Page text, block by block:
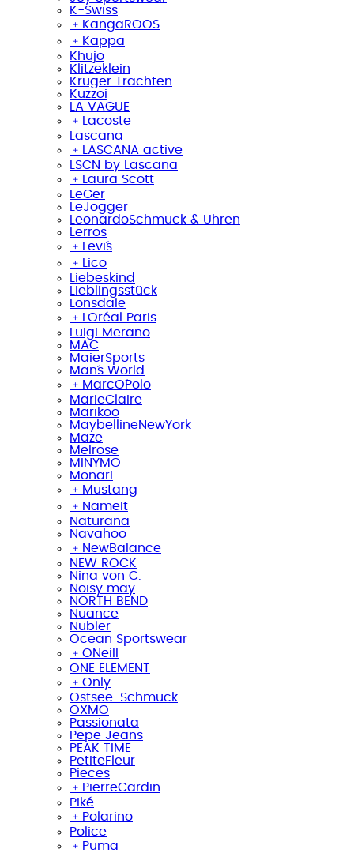
K-Swiss
﹢ KangaROOS
﹢ Kappa
Khujo
Klitzeklein
Krüger Trachten
Kuzzoi
LA VAGUE
﹢
Lacoste
Lascana
﹢
LASCANA active
LSCN by Lascana
﹢
Laura Scott
LeGer
LeJogger
LeonardoSchmuck & Uhren
Lerros
﹢
Levi´s
﹢
Lico
Liebeskind
Lieblingsstück
Lonsdale
﹢
LOréal Paris
Luigi Merano
MAC
MaierSports
Man´s World
﹢ MarcO´Polo
MarieClaire
Marikoo
MaybellineNewYork
Maze
Melrose
MINYMO
Monari
﹢ Mustang
﹢ NameIt
Naturana
Navahoo
﹢ NewBalance
NEW ROCK
Nina von C.
Noisy may
NORTH BEND
Nuance
Nübler
Ocean Sportswear
﹢ ONeill
ONE ELEMENT
﹢ Only
Ostsee-Schmuck
OXMO
Passionata
Pepe Jeans
PEAK TIME
PetiteFleur
Pieces
﹢ PierreCardin
Piké
﹢ Polarino
Police
﹢ Puma